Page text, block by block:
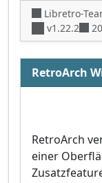
Libretro-
v1.22.2
RetroArch
RetroArch
einer